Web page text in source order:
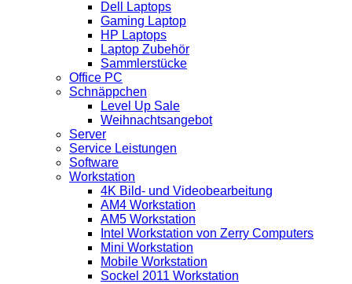
Dell Laptops
Gaming Laptop
HP Laptops
Laptop Zubehör
Sammlerstücke
Office PC
Schnäppchen
Level Up Sale
Weihnachtsangebot
Server
Service Leistungen
Software
Workstation
4K Bild- und Videobearbeitung
AM4 Workstation
AM5 Workstation
Intel Workstation von Zerry Computers
Mini Workstation
Mobile Workstation
Sockel 2011 Workstation